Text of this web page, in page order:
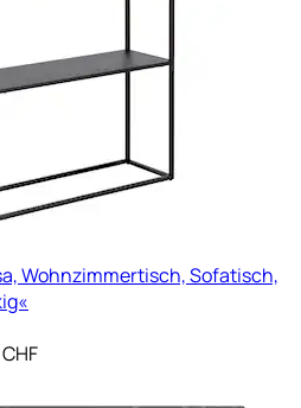
Wohnzimmertisch, Sofatisch,